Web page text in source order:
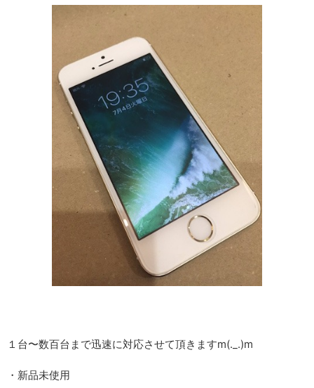
１台〜数百台まで迅速に対応させて頂きますm(._.)m
・新品未使用